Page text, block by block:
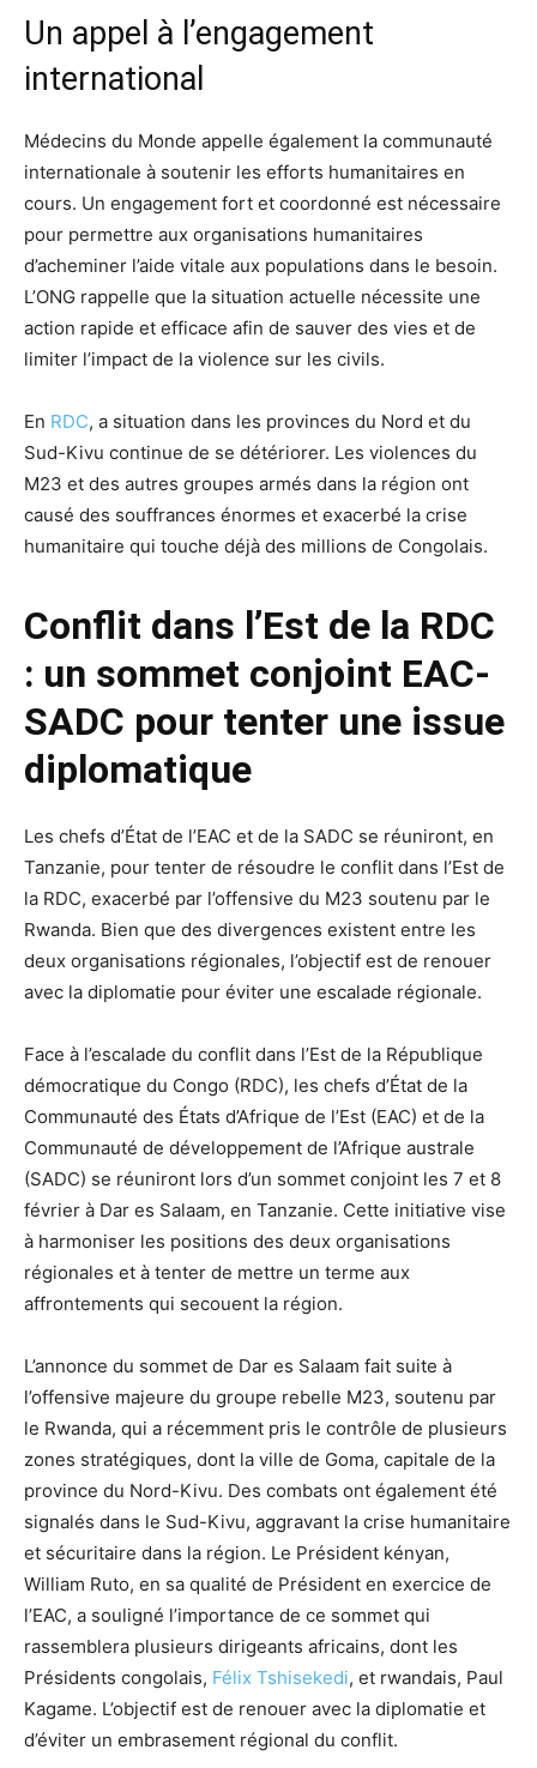
Un appel à l’engagement
international
Médecins du Monde appelle également la communauté
internationale à soutenir les efforts humanitaires en
cours. Un engagement fort et coordonné est nécessaire
pour permettre aux organisations humanitaires
d’acheminer l’aide vitale aux populations dans le besoin.
L’ONG rappelle que la situation actuelle nécessite une
action rapide et efficace afin de sauver des vies et de
limiter l’impact de la violence sur les civils.
En RDC, a situation dans les provinces du Nord et du
Sud-Kivu continue de se détériorer. Les violences du
M23 et des autres groupes armés dans la région ont
causé des souffrances énormes et exacerbé la crise
humanitaire qui touche déjà des millions de Congolais.
Conflit dans l’Est de la RDC
: un sommet conjoint EAC-
SADC pour tenter une issue
diplomatique
Les chefs d’État de l’EAC et de la SADC se réuniront, en
Tanzanie, pour tenter de résoudre le conflit dans l’Est de
la RDC, exacerbé par l’offensive du M23 soutenu par le
Rwanda. Bien que des divergences existent entre les
deux organisations régionales, l’objectif est de renouer
avec la diplomatie pour éviter une escalade régionale.
Face à l’escalade du conflit dans l’Est de la République
démocratique du Congo (RDC), les chefs d’État de la
Communauté des États d’Afrique de l’Est (EAC) et de la
Communauté de développement de l’Afrique australe
(SADC) se réuniront lors d’un sommet conjoint les 7 et 8
février à Dar es Salaam, en Tanzanie. Cette initiative vise
à harmoniser les positions des deux organisations
régionales et à tenter de mettre un terme aux
affrontements qui secouent la région.
L’annonce du sommet de Dar es Salaam fait suite à
l’offensive majeure du groupe rebelle M23, soutenu par
le Rwanda, qui a récemment pris le contrôle de plusieurs
zones stratégiques, dont la ville de Goma, capitale de la
province du Nord-Kivu. Des combats ont également été
signalés dans le Sud-Kivu, aggravant la crise humanitaire
et sécuritaire dans la région. Le Président kényan,
William Ruto, en sa qualité de Président en exercice de
l’EAC, a souligné l’importance de ce sommet qui
rassemblera plusieurs dirigeants africains, dont les
Présidents congolais, Félix Tshisekedi, et rwandais, Paul
Kagame. L’objectif est de renouer avec la diplomatie et
d’éviter un embrasement régional du conflit.